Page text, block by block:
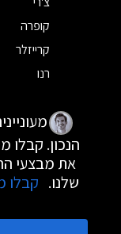
קופרה
קרייזלר
רנו
הנכון. קבלו
את מבצעי
שלנו. קבלו